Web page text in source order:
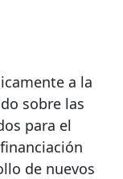
a la
sobre las
para el
de nuevos